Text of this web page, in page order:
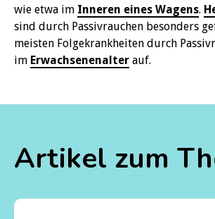
wie etwa im Inneren eines Wagens.
sind durch Passivrauchen besonders
meisten Folgekrankheiten durch
im Erwachsenenalter auf.
Artikel zum